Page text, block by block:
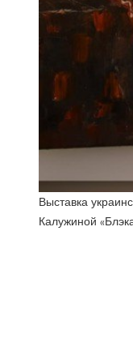
Выставка
Калужиной